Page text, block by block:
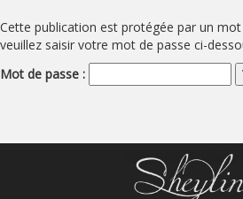
Cette publication est protégée par un
veuillez saisir votre mot de passe ci-
Mot de passe :